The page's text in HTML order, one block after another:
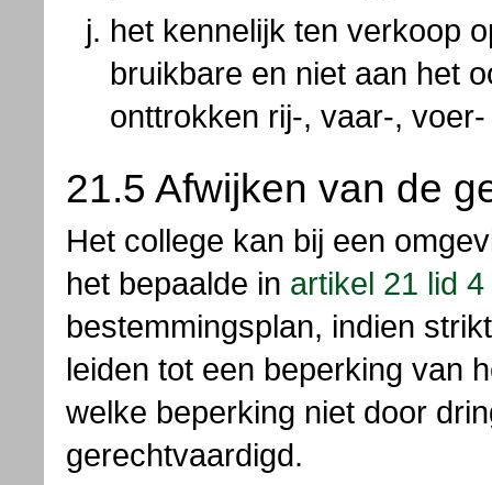
het kennelijk ten verkoop
bruikbare en niet aan het
onttrokken rij-, vaar-,
21.5 Afwijken van de
Het college kan bij een
het bepaalde in artikel 21 lid 4
bestemmingsplan, indien
leiden tot een beperking van
welke beperking niet door
gerechtvaardigd.